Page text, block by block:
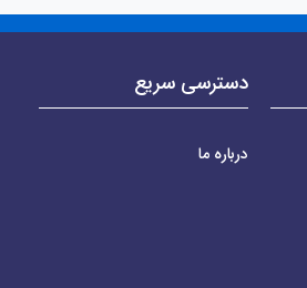
دسترسی سریع
درباره ما